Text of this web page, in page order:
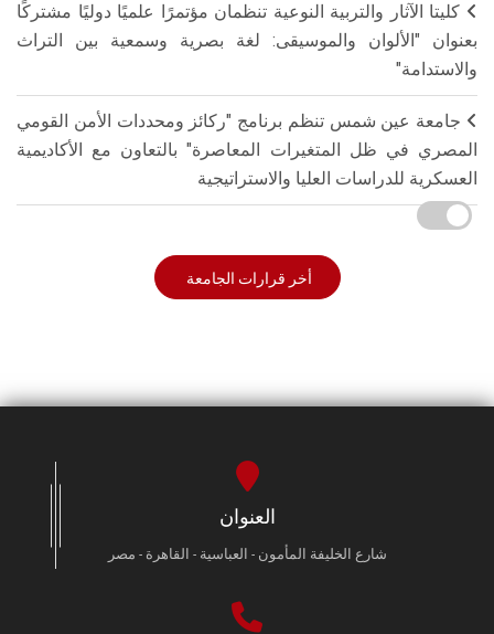
كليتا الآثار والتربية النوعية تنظمان مؤتمرًا علميًا دوليًا مشتركًا
بعنوان "الألوان والموسيقى: لغة بصرية وسمعية بين التراث
والاستدامة"
جامعة عين شمس تنظم برنامج "ركائز ومحددات الأمن القومي
المصري في ظل المتغيرات المعاصرة" بالتعاون مع الأكاديمية
العسكرية للدراسات العليا والاستراتيجية
أخر قرارات الجامعة
العنوان
شارع الخليفة المأمون - العباسية - القاهرة - مصر